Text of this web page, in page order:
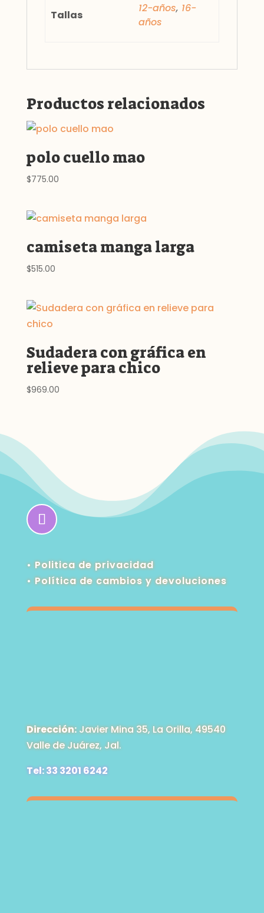
Tallas
12-años, 16-
años
Productos relacionados
polo cuello mao
$775.00
camiseta manga larga
$515.00
Sudadera con gráfica en
relieve para chico
$969.00
• Politica de privacidad
•Política de cambios y devoluciones
Dirección:Javier Mina 35, La Orilla, 49540
Valle de Juárez, Jal.
Tel: 33 3201 6242